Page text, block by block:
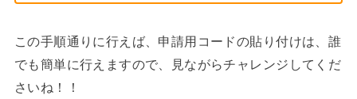
この手順通りに行えば、申請用コードの貼り付けは、誰
でも簡単に行えますので、見ながらチャレンジしてくだ
さいね！！